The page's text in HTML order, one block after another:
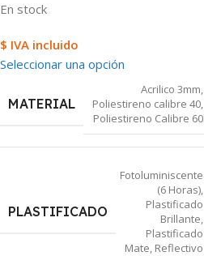
En stock
$ IVA incluido
Seleccionar una opción
MATERIAL
Acrilico 3mm,
Poliestireno calibre 40,
Poliestireno Calibre 60
PLASTIFICADO
Fotoluminiscente
(6 Horas),
Plastificado
Brillante,
Plastificado
Mate, Reflectivo